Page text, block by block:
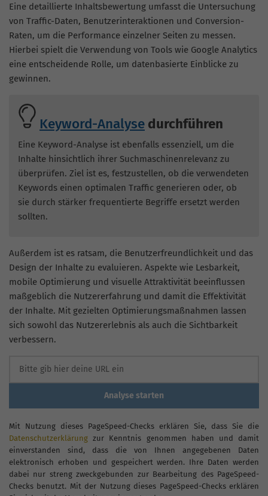
Eine detaillierte Inhaltsbewertung umfasst die Untersuchung
von Traffic-Daten, Benutzerinteraktionen und Conversion-
Raten, um die Performance einzelner Seiten zu messen.
Hierbei spielt die Verwendung von Tools wie Google Analytics
eine entscheidende Rolle, um datenbasierte Einblicke zu
gewinnen.
Keyword-Analyse durchführen
Eine Keyword-Analyse ist ebenfalls essenziell, um die
Inhalte hinsichtlich ihrer Suchmaschinenrelevanz zu
überprüfen. Ziel ist es, festzustellen, ob die verwendeten
Keywords einen optimalen Traffic generieren oder, ob
sie durch stärker frequentierte Begriffe ersetzt werden
sollten.
Außerdem ist es ratsam, die Benutzerfreundlichkeit und das
Design der Inhalte zu evaluieren. Aspekte wie Lesbarkeit,
mobile Optimierung und visuelle Attraktivität beeinflussen
maßgeblich die Nutzererfahrung und damit die Effektivität
der Inhalte. Mit gezielten Optimierungsmaßnahmen lassen
sich sowohl das Nutzererlebnis als auch die Sichtbarkeit
verbessern.
Analyse starten
Mit Nutzung dieses PageSpeed-Checks erklären Sie, dass Sie die
Datenschutzerklärung zur Kenntnis genommen haben und damit
einverstanden sind, dass die von Ihnen angegebenen Daten
elektronisch erhoben und gespeichert werden. Ihre Daten werden
dabei nur streng zweckgebunden zur Bearbeitung des PageSpeed-
Checks benutzt. Mit der Nutzung dieses PageSpeed-Checks erklären